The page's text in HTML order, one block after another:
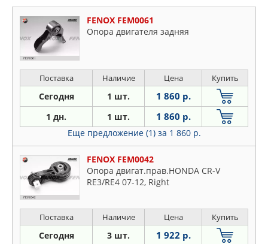
Audi
BMW
Chevrolet
Citroen
Daewoo
Honda
Hyundai
Lexus
Mazda
Mercedes
Nissan
Opel
FENOX FEM0061
Опора двигателя задняя
Поставка Наличие Цена Купить
Сегодня 1 шт. 1 860 р.
1 дн. 1 шт. 1 860 р.
Еще предложение (1) за 1 860 р.
FENOX FEM0042
Опора двигат.прав.HONDA CR-V
RE3/RE4 07-12, Right
Поставка Наличие Цена Купить
Сегодня 3 шт. 1 922 р.